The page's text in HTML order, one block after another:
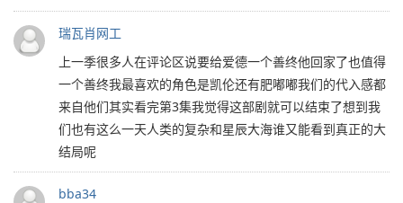
瑞瓦肖网工
上一季很多人在评论区说要给爱德一个善终他回家了也值得
一个善终我最喜欢的角色是凯伦还有肥嘟嘟我们的代入感都
来自他们其实看完第3集我觉得这部剧就可以结束了想到我
们也有这么一天人类的复杂和星辰大海谁又能看到真正的大
结局呢
bba34